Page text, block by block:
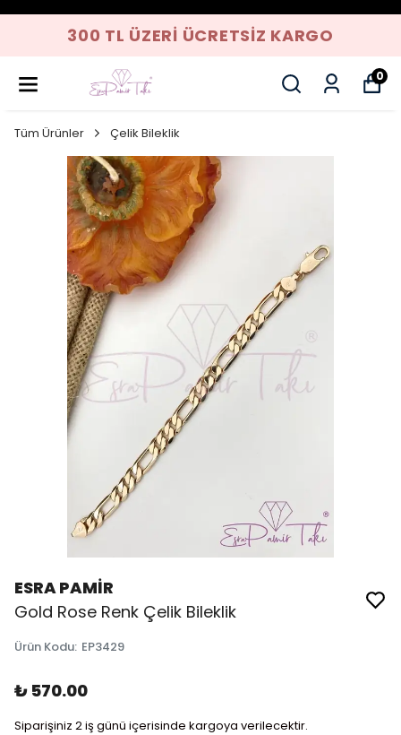
300 TL ÜZERI ÜCRETSIZ KARGO
0
Tüm Ürünler Çelik Bileklik
ESRA PAMİR
Gold Rose Renk Çelik Bileklik
Ürün Kodu: EP3429
₺ 570.00
Siparişiniz 2 iş günü içerisinde kargoya verilecektir.